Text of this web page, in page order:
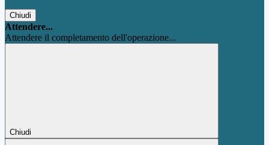
Chiudi
Attendere...
Attendere il completamento dell'operazione...
Chiudi